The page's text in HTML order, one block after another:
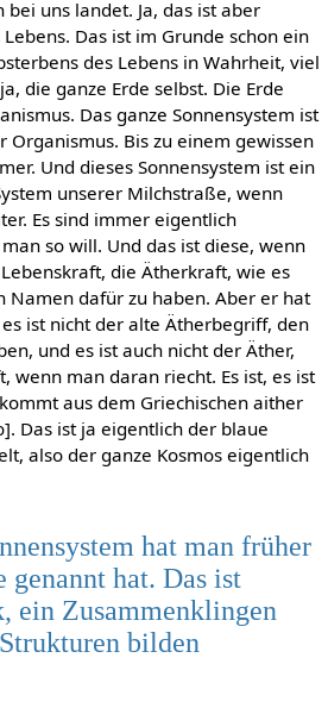
uns landet. Ja, das ist aber
Das ist im Grunde schon ein
des Lebens in Wahrheit, viel
die ganze Erde selbst. Die Erde
Das ganze Sonnensystem ist
Bis zu einem gewissen
Und dieses Sonnensystem ist ein
unserer Milchstraße, wenn
Es sind immer eigentlich
so will. Und das ist diese, wenn
die Ätherkraft, wie es
Namen dafür zu haben. Aber er hat
ist nicht der alte Ätherbegriff, den
und es ist auch nicht der Äther,
wenn man daran riecht. Es ist, es ist
aus dem Griechischen aither
Das ist ja eigentlich der blaue
also der ganze Kosmos eigentlich
hat man früher
genannt hat. Das ist
ein Zusammenklingen
bilden